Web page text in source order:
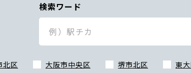
検索ワード
北区 大阪市中央区 堺市北区 東